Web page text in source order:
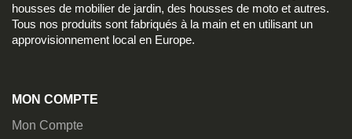
housses de mobilier de jardin, des housses de moto et autres.
Tous nos produits sont fabriqués à la main et en utilisant un
approvisionnement local en Europe.
MON COMPTE
Mon Compte